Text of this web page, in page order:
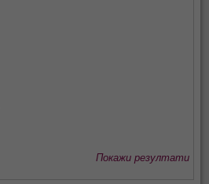
Покажи резултати